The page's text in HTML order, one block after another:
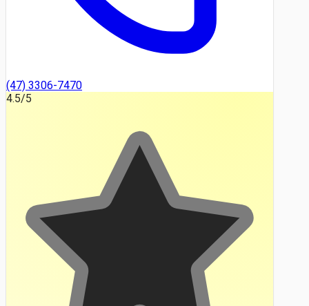
(47) 3306-7470
4.5/5